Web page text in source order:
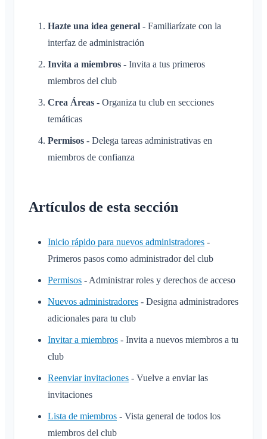
Hazte una idea general - Familiarízate con la
interfaz de administración
Invita a miembros - Invita a tus primeros
miembros del club
Crea Áreas - Organiza tu club en secciones
temáticas
Permisos - Delega tareas administrativas en
miembros de confianza
Artículos de esta sección
Inicio rápido para nuevos administradores -
Primeros pasos como administrador del club
Permisos - Administrar roles y derechos de acceso
Nuevos administradores - Designa administradores
adicionales para tu club
Invitar a miembros - Invita a nuevos miembros a tu
club
Reenviar invitaciones - Vuelve a enviar las
invitaciones
Lista de miembros - Vista general de todos los
miembros del club